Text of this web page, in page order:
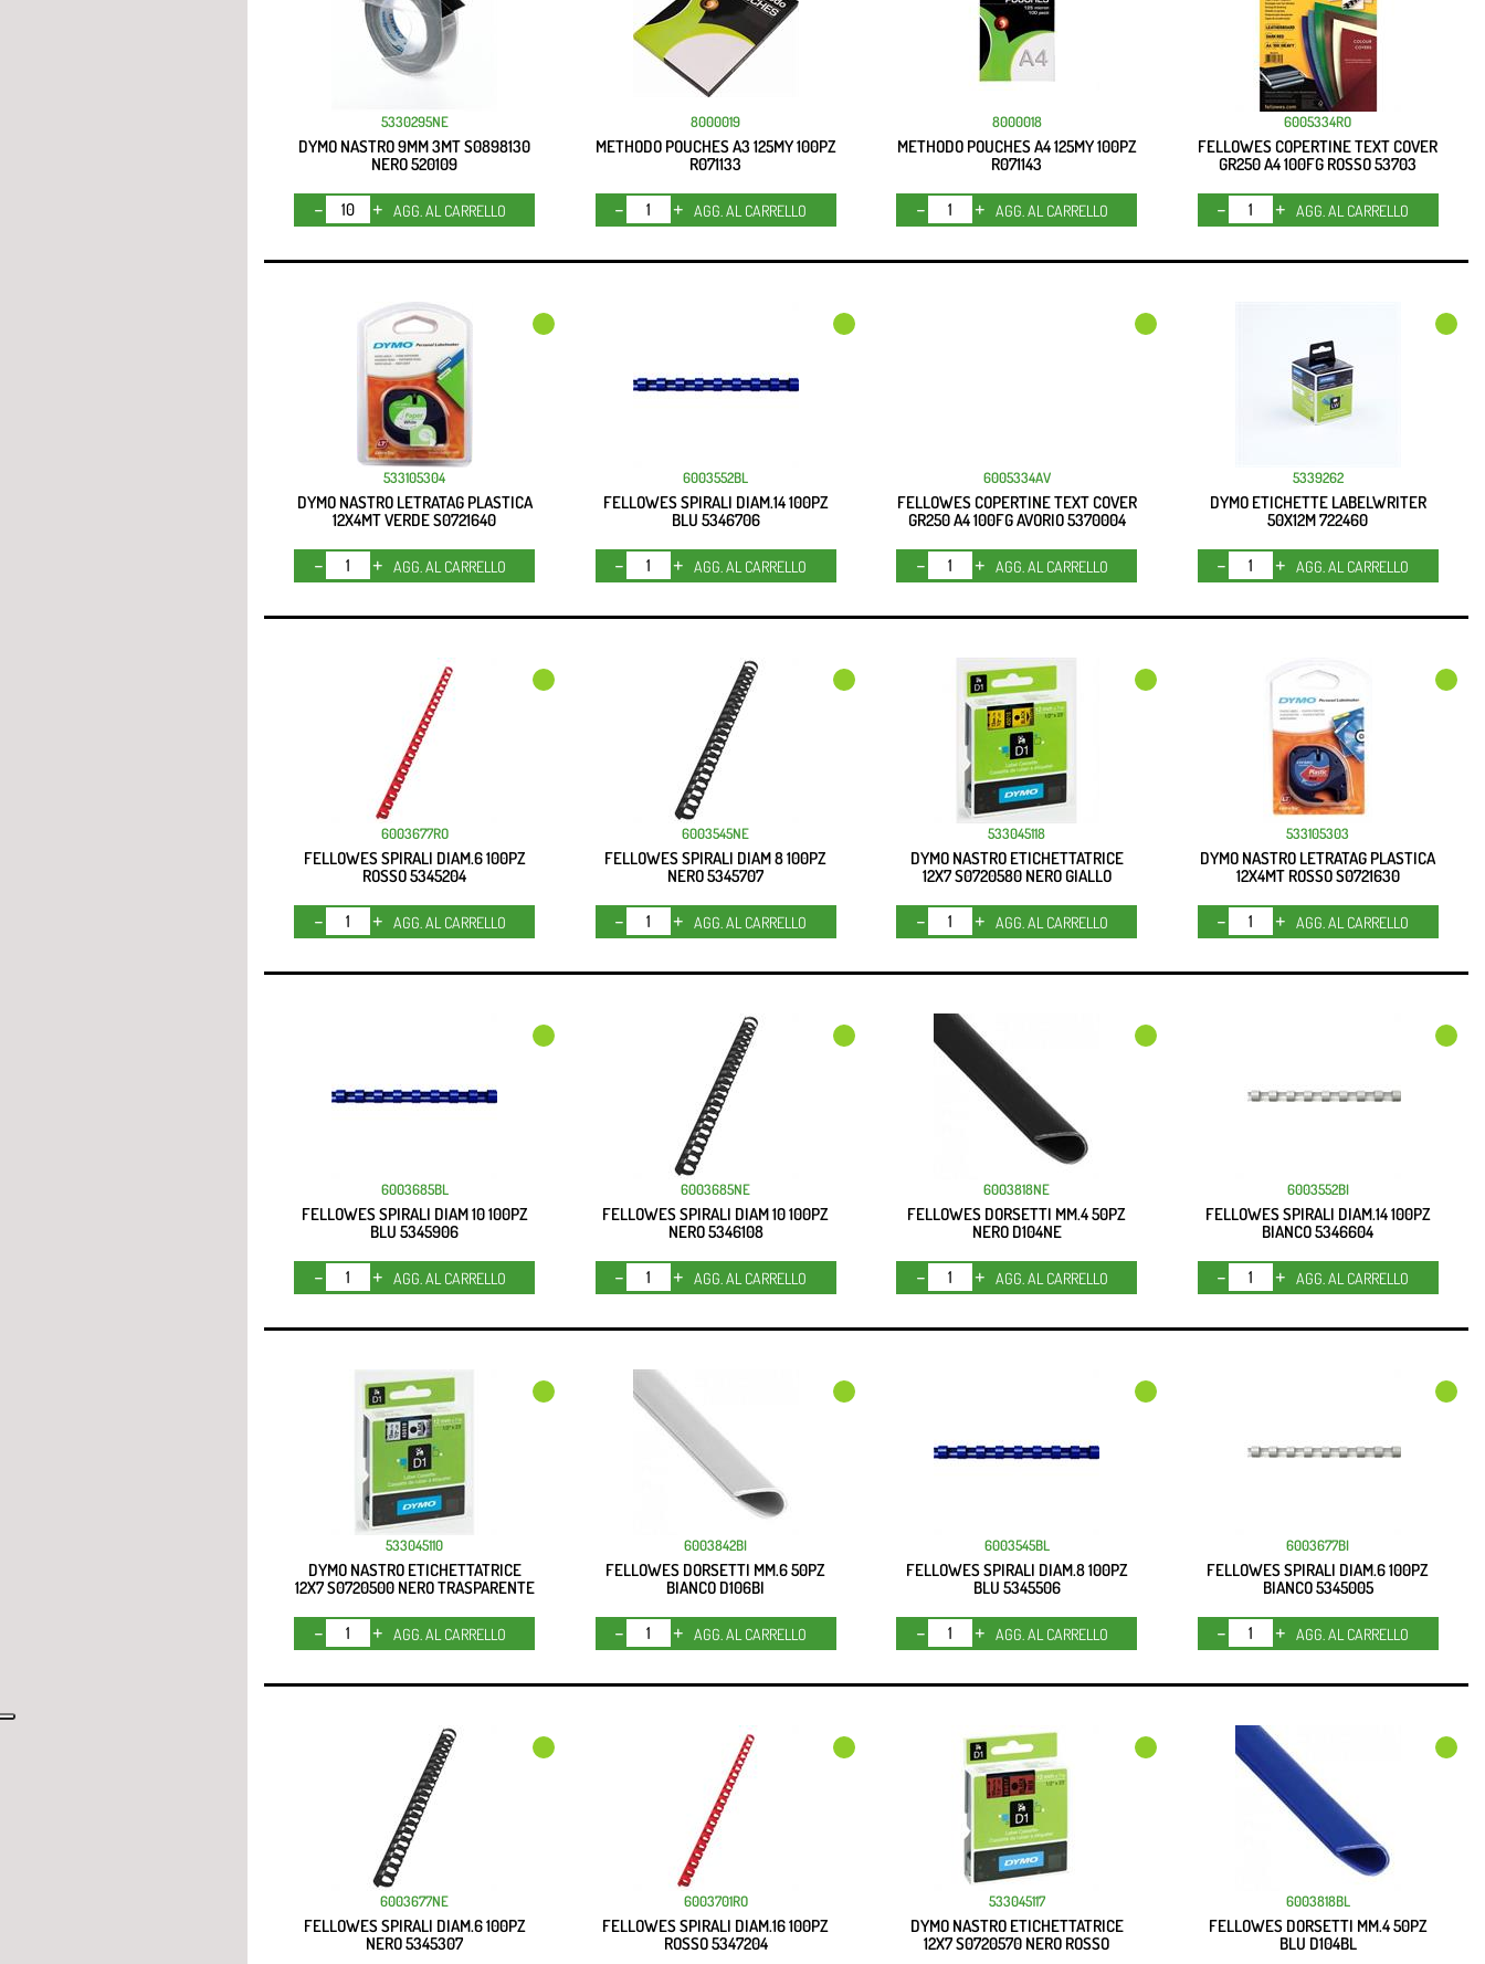
5330295NE
DYMO NASTRO 9MM 3MT S0898130
NERO 520109
Quantità
AGG. AL CARRELLO
8000019
METHODO POUCHES A3 125MY 100PZ
R071133
Quantità
AGG. AL CARRELLO
8000018
METHODO POUCHES A4 125MY 100PZ
R071143
Quantità
AGG. AL CARRELLO
6005334RO
FELLOWES COPERTINE TEXT COVER
GR250 A4 100FG ROSSO 53703
Quantità
AGG. AL CARRELLO
533105304
DYMO NASTRO LETRATAG PLASTICA
12X4MT VERDE S0721640
Quantità
AGG. AL CARRELLO
6003552BL
FELLOWES SPIRALI DIAM.14 100PZ
BLU 5346706
Quantità
AGG. AL CARRELLO
6005334AV
FELLOWES COPERTINE TEXT COVER
GR250 A4 100FG AVORIO 5370004
Quantità
AGG. AL CARRELLO
5339262
DYMO ETICHETTE LABELWRITER
50X12M 722460
Quantità
AGG. AL CARRELLO
6003677RO
FELLOWES SPIRALI DIAM.6 100PZ
ROSSO 5345204
Quantità
AGG. AL CARRELLO
6003545NE
FELLOWES SPIRALI DIAM 8 100PZ
NERO 5345707
Quantità
AGG. AL CARRELLO
533045118
DYMO NASTRO ETICHETTATRICE
12X7 S0720580 NERO GIALLO
Quantità
AGG. AL CARRELLO
533105303
DYMO NASTRO LETRATAG PLASTICA
12X4MT ROSSO S0721630
Quantità
AGG. AL CARRELLO
6003685BL
FELLOWES SPIRALI DIAM 10 100PZ
BLU 5345906
Quantità
AGG. AL CARRELLO
6003685NE
FELLOWES SPIRALI DIAM 10 100PZ
NERO 5346108
Quantità
AGG. AL CARRELLO
6003818NE
FELLOWES DORSETTI MM.4 50PZ
NERO D104NE
Quantità
AGG. AL CARRELLO
6003552BI
FELLOWES SPIRALI DIAM.14 100PZ
BIANCO 5346604
Quantità
AGG. AL CARRELLO
533045110
DYMO NASTRO ETICHETTATRICE
12X7 S0720500 NERO TRASPARENTE
Quantità
AGG. AL CARRELLO
6003842BI
FELLOWES DORSETTI MM.6 50PZ
BIANCO D106BI
Quantità
AGG. AL CARRELLO
6003545BL
FELLOWES SPIRALI DIAM.8 100PZ
BLU 5345506
Quantità
AGG. AL CARRELLO
6003677BI
FELLOWES SPIRALI DIAM.6 100PZ
BIANCO 5345005
Quantità
AGG. AL CARRELLO
6003677NE
FELLOWES SPIRALI DIAM.6 100PZ
NERO 5345307
6003701RO
FELLOWES SPIRALI DIAM.16 100PZ
ROSSO 5347204
533045117
DYMO NASTRO ETICHETTATRICE
12X7 S0720570 NERO ROSSO
6003818BL
FELLOWES DORSETTI MM.4 50PZ
BLU D104BL